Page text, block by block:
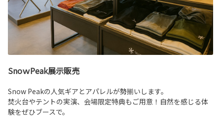
SnoｗPeak展示販売
Snow Peakの人気ギアとアパレルが勢揃いします。
焚火台やテントの実演、会場限定特典もご用意！自然を感じる体
験をぜひブースで。